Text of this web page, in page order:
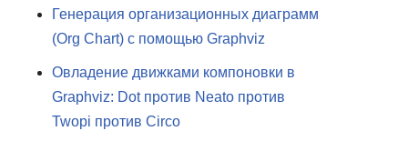
Генерация организационных диаграмм
(Org Chart) с помощью Graphviz
Овладение движками компоновки в
Graphviz: Dot против Neato против
Twopi против Circo